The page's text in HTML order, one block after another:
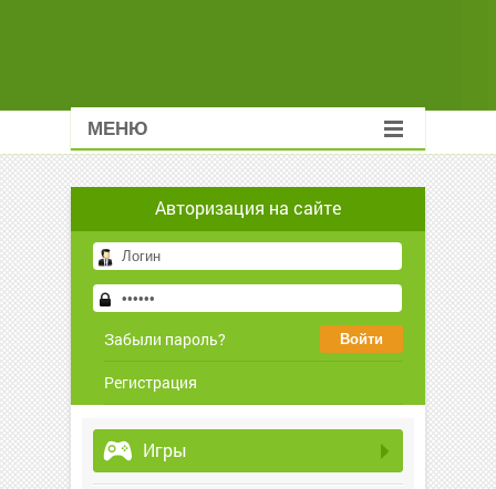
МЕНЮ
Авторизация на сайте
Забыли пароль?
Регистрация
Игры